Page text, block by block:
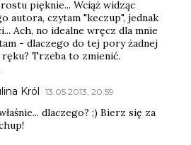
pięknie... Wciąż widząc
autora, czytam "keczup", jednak
Ach, no idealne wręcz dla mnie
- dlaczego do tej pory żadnej
ręku? Trzeba to zmienić.
Król 13.05.2013, 20:59
dlaczego? ;) Bierz się za